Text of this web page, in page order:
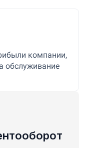
компании,
обслуживание